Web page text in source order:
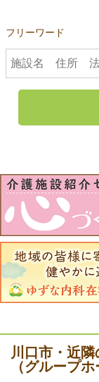
フリーワード
川口市・近
（グループ